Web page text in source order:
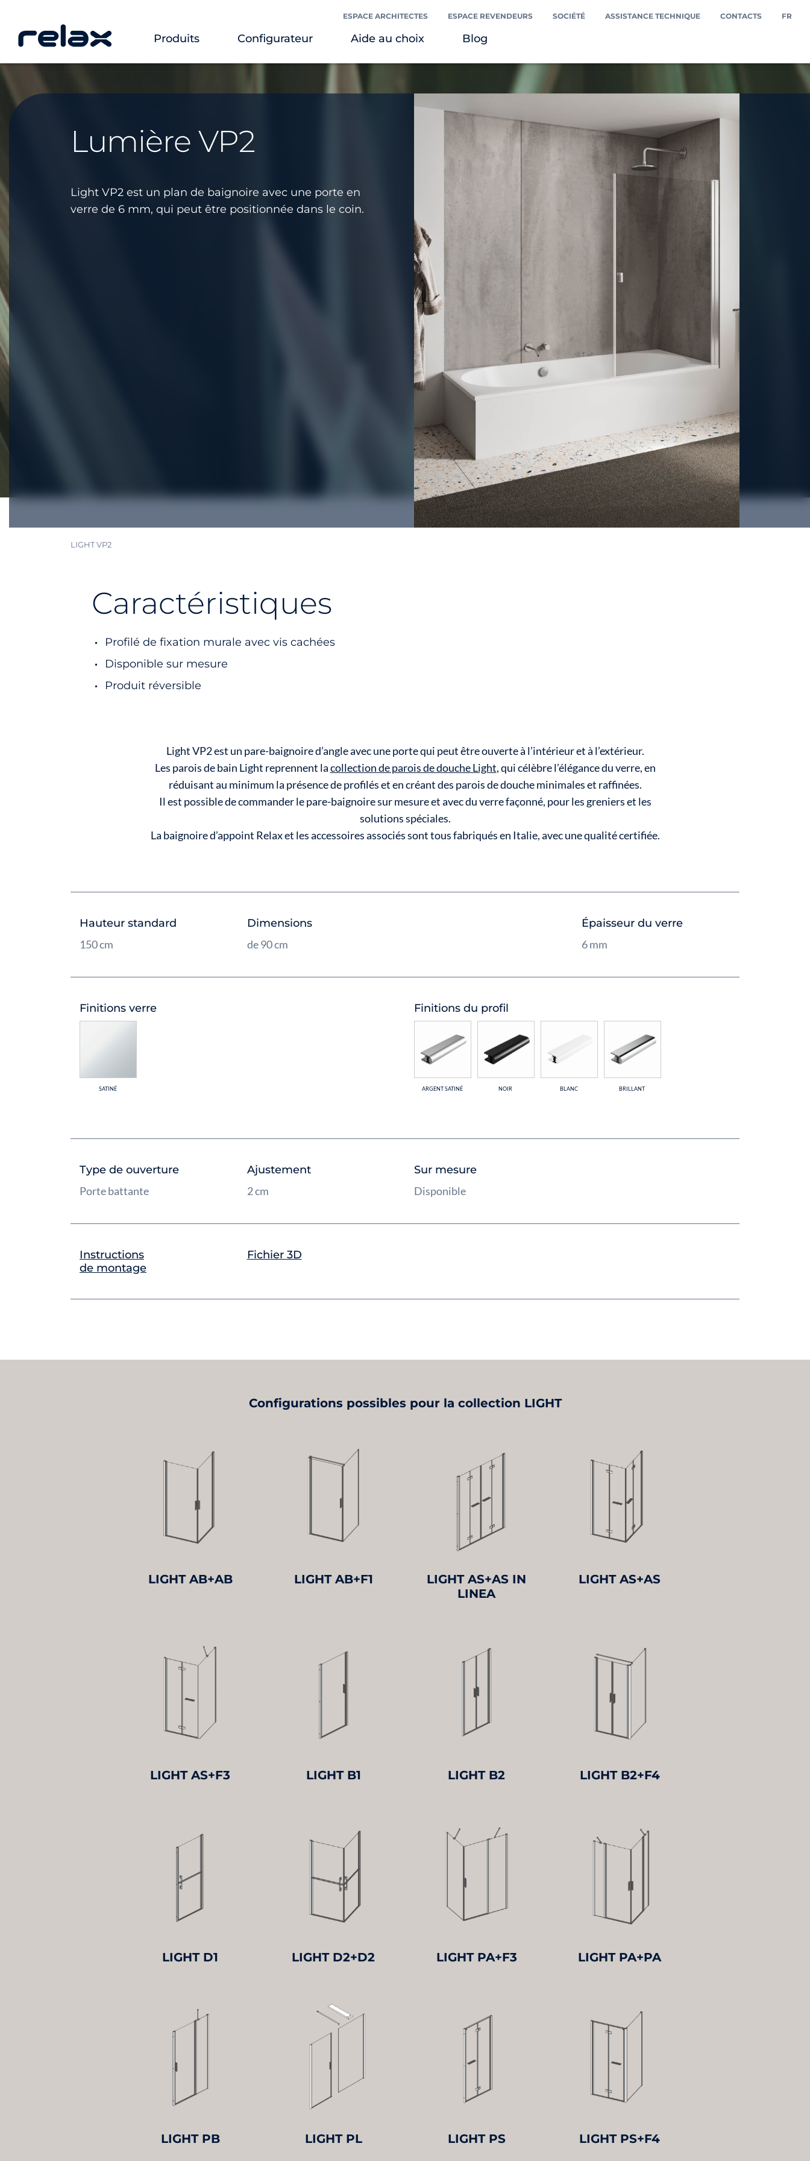
ESPACE ARCHITECTES ESPACE REVENDEURS SOCIÉTÉ ASSISTANCE TECHNIQUE CONTACTS FR
Produits Configurateur Aide au choix Blog
Lumière VP2
Light VP2 est un plan de baignoire avec une porte en
verre de 6 mm, qui peut être positionnée dans le coin.
LIGHT VP2
Caractéristiques
Profilé de fixation murale avec vis cachées
Disponible sur mesure
Produit réversible
Light VP2 est un pare-baignoire d’angle avec une porte qui peut être ouverte à l’intérieur et à l’extérieur.
Les parois de bain Light reprennent lacollection de parois de douche Light, qui célèbre l’élégance du verre, en
réduisant au minimum la présence de profilés et en créant des parois de douche minimales et raffinées.
Il est possible de commander le pare-baignoire sur mesure et avec du verre façonné, pour les greniers et les
solutions spéciales.
La baignoire d’appoint Relax et les accessoires associés sont tous fabriqués en Italie, avec une qualité certifiée.
Hauteur standard
150 cm
Dimensions
de 90 cm
Épaisseur du verre
6 mm
Finitions verre
SATINÉ
Finitions du profil
ARGENT SATINÉ NOIR BLANC BRILLANT
Type de ouverture
Porte battante
Ajustement
2 cm
Sur mesure
Disponible
Instructions
de montage
Fichier 3D
Configurations possibles pour la collection LIGHT
LIGHT AB+AB LIGHT AB+F1
LIGHT AS+AS IN
LINEA
LIGHT AS+AS
LIGHT AS+F3 LIGHT B1 LIGHT B2 LIGHT B2+F4
LIGHT D1 LIGHT D2+D2 LIGHT PA+F3 LIGHT PA+PA
LIGHT PB LIGHT PL LIGHT PS LIGHT PS+F4